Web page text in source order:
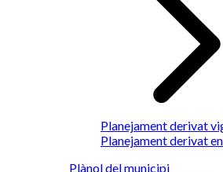
Planejament derivat
Planejament derivat
Plànol del municipi